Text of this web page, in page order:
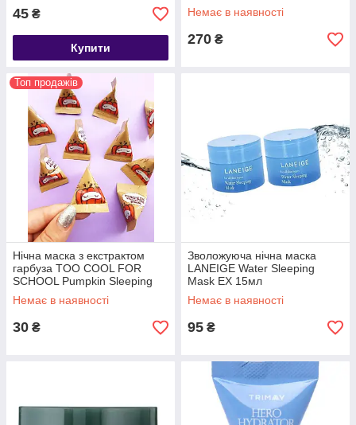
45 ₴
Купити
Pack 30мл
Немає в наявності
270 ₴
Топ продажів
Нічна маска з екстрактом
гарбуза TOO COOL FOR
SCHOOL Pumpkin Sleeping
Pack 2 мл
Немає в наявності
30 ₴
Зволожуюча нічна маска
LANEIGE Water Sleeping
Mask EX 15мл
Немає в наявності
95 ₴